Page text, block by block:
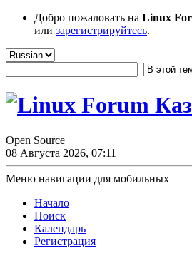
Добро пожаловать на Linux
или зарегистрируйтесь.
Open Source
08 Августа 2026, 07:11
Меню навигации для мобильных
Начало
Поиск
Календарь
Регистрация